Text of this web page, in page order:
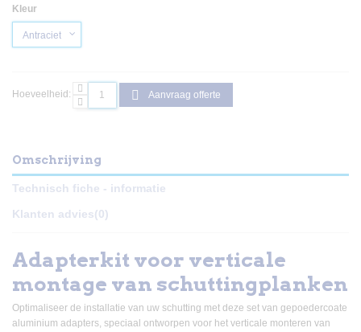
Kleur
Hoeveelheid: Aanvraag offerte
Omschrijving
Technisch fiche - informatie
Klanten advies(0)
Adapterkit voor verticale
montage van schuttingplanken
Optimaliseer de installatie van uw schutting met deze set van gepoedercoate
aluminium adapters, speciaal ontworpen voor het verticale monteren van